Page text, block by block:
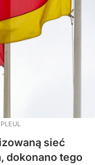
sieć
dokonano tego